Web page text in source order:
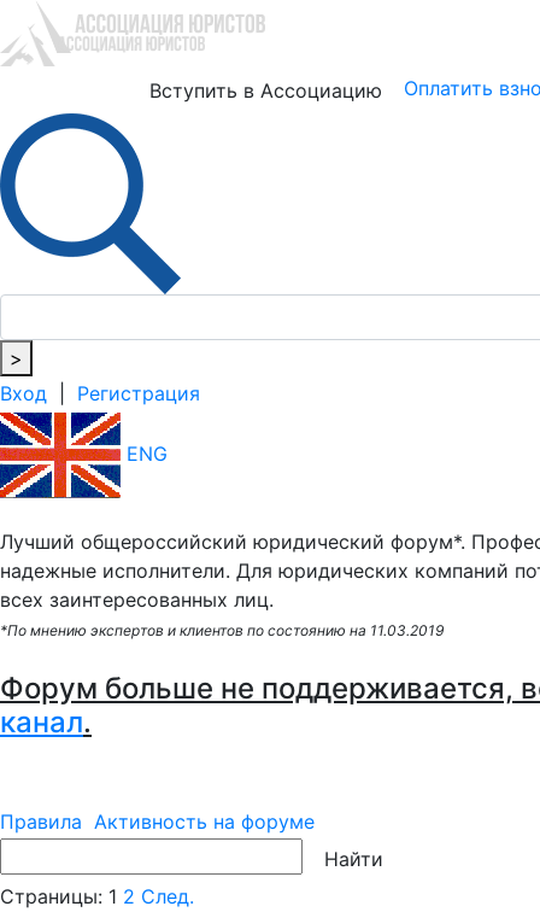
Вступить в Ассоциацию Оплатить
>
Вход
Регистрация
ENG
Лучший общероссийский юридический форум*.
надежные исполнители. Для юридических компаний
всех заинтересованных лиц.
*По мнению экспертов и клиентов по состоянию на 11.03.2019
Форум больше не поддерживается,
канал.
Правила Активность на форуме
Страницы: 1 2 След.